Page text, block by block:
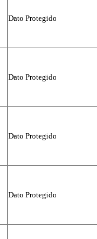
Dato Protegido
Dato Protegido
Dato Protegido
Dato Protegido